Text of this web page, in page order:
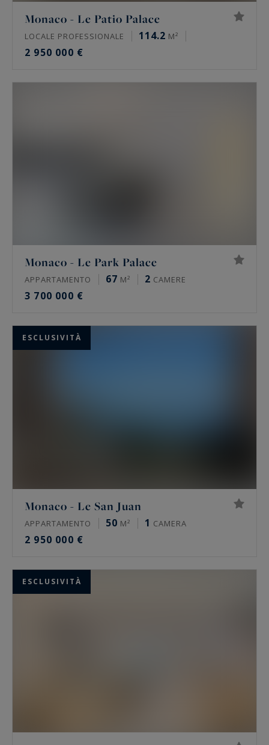
Monaco - Le Patio Palace
LOCALE PROFESSIONALE 114.2 M²
2 950 000 €
Monaco - Le Park Palace
APPARTAMENTO 67 M² 2 CAMERE
3 700 000 €
ESCLUSIVITÀ
Monaco - Le San Juan
APPARTAMENTO 50 M² 1 CAMERA
2 950 000 €
ESCLUSIVITÀ